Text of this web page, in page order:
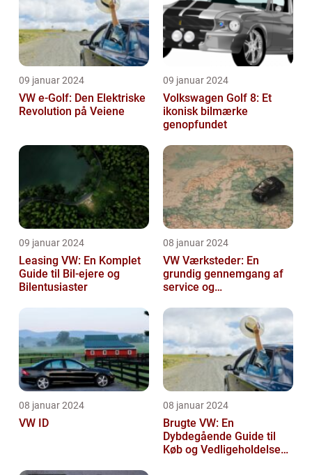
09 januar 2024
VW e-Golf: Den Elektriske
Revolution på Veiene
09 januar 2024
Volkswagen Golf 8: Et
ikonisk bilmærke
genopfundet
09 januar 2024
Leasing VW: En Komplet
Guide til Bil-ejere og
Bilentusiaster
08 januar 2024
VW Værksteder: En
grundig gennemgang af
service og
08 januar 2024
VW ID
08 januar 2024
Brugte VW: En
Dybdegående Guide til
Køb og Vedligeholdelse